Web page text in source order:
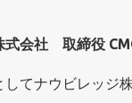
式会社 取締役
してナウビレッジ